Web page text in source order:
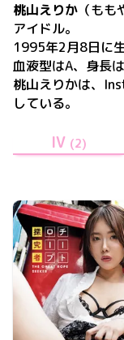
桃山えりか （も
アイドル。
1995年2月8日に
血液型はA、身長
桃山えりかは、
している。
IV (2)